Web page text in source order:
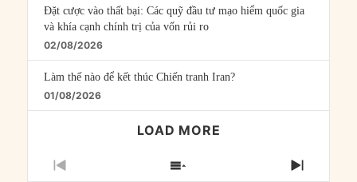
Đặt cược vào thất bại: Các quỹ đầu tư mạo hiểm quốc gia
và khía cạnh chính trị của vốn rủi ro
02/08/2026
Làm thế nào để kết thúc Chiến tranh Iran?
01/08/2026
LOAD MORE
PREVIOUS
SHOW
NEXT